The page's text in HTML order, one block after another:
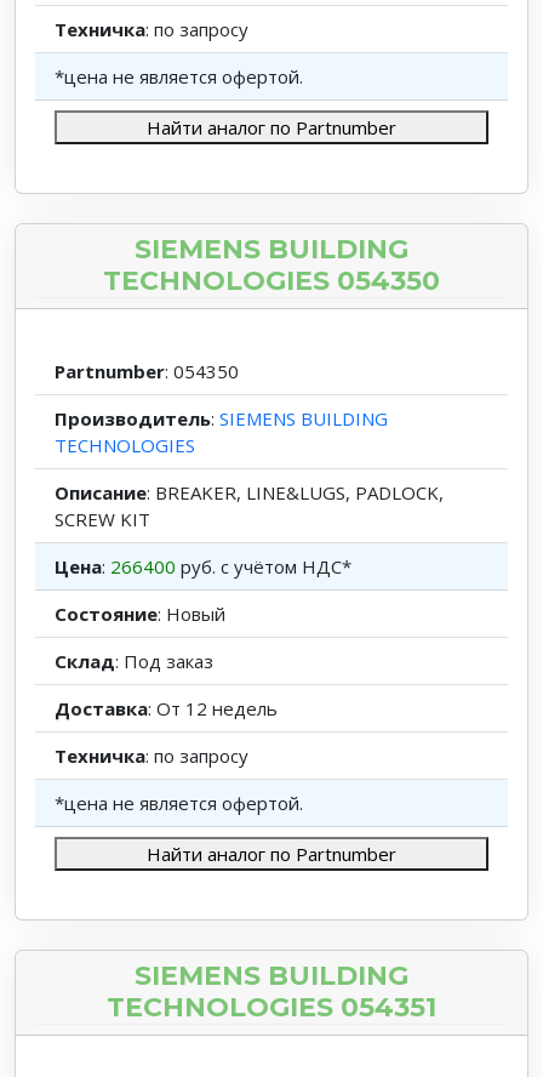
Техничка: по запросу
*цена не является офертой.
Найти аналог по Partnumber
SIEMENS BUILDING
TECHNOLOGIES 054350
Partnumber: 054350
Производитель: SIEMENS BUILDING
TECHNOLOGIES
Описание: BREAKER, LINE&LUGS, PADLOCK,
SCREW KIT
Цена: 266400 руб. с учётом НДС*
Состояние: Новый
Склад: Под заказ
Доставка: От 12 недель
Техничка: по запросу
*цена не является офертой.
Найти аналог по Partnumber
SIEMENS BUILDING
TECHNOLOGIES 054351